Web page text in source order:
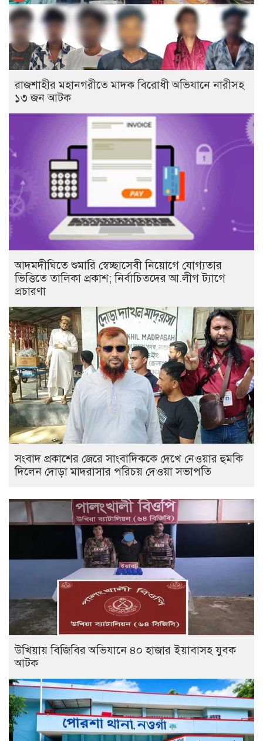
রাজশাহীর মহানগরীতে মাদক বিরোধী অভিযানে নারীসহ
১৩ জন আটক
আদমদীঘিতে শুমারি স্বেচ্ছাসেবী নিয়োগে যোগ্যতার
ভিত্তিতে তালিকা প্রকাশ; নির্বাচিতদের আ.লীগ ট্যাগে
প্রচারণা
সংবাদ প্রকাশের জেরে সাংবাদিককে দেখে নেওয়ার হুমকি
দিলেন দোড়া মাদরাসার পরিচয় দেওয়া সভাপতি
উখিয়ায় বিজিবির অভিযানে ৪০ হাজার ইয়াবাসহ যুবক
আটক